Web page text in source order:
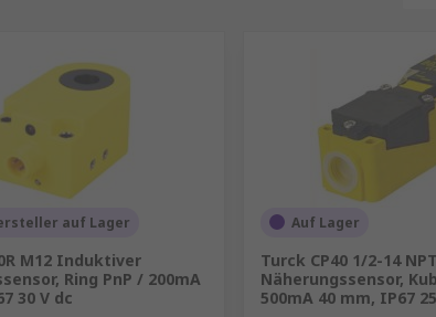
auf Lager
M12 Induktiver
Ring PnP / 200mA
30 V dc
Auf Lager
Turck CP40 1/2-14
Näherungssensor,
500mA 40 mm, IP67